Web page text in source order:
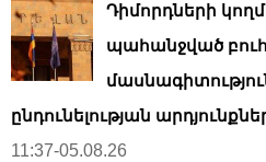
Դիմորդների
պահանջված
ընդունելության
11:37-05.08.26